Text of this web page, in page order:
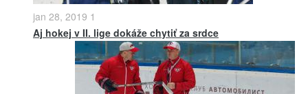
jan 28, 2019 1
Aj hokej v II. lige dokáže chytiť za srdce